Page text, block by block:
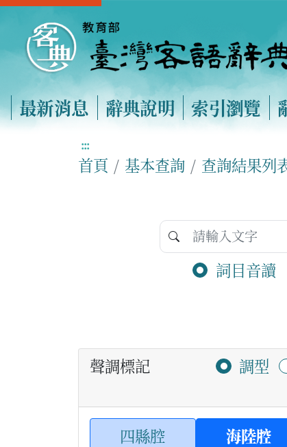
最新消息 辭典說明 索引瀏覽
:::
首頁 基本查詢 查詢結果列
詞目音讀
聲調標記 調型
四縣腔 海陸腔